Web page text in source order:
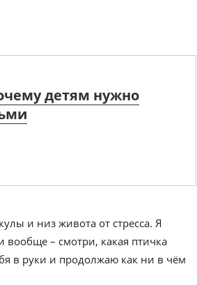
детям нужно
и низ живота от стресса. Я
– смотри, какая птичка
в руки и продолжаю как ни в чём